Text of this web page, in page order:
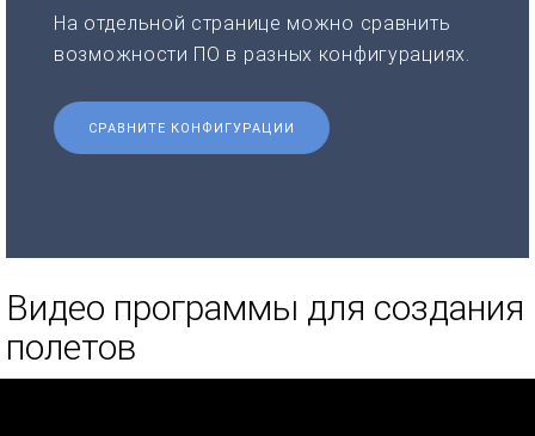
На отдельной странице можно сравнить
возможности ПО в разных конфигурациях.
СРАВНИТЕ КОНФИГУРАЦИИ
Видео программы для создания
полетов